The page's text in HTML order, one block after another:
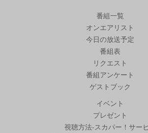
番組一覧
オンエアリスト
今日の放送予定
番組表
リクエスト
番組アンケート
ゲストブック
イベント
プレゼント
視聴方法-スカパー！サー